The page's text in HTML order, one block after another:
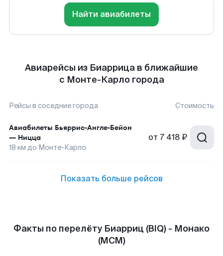
Найти авиабилеты
Авиарейсы из Биаррица в ближайшие
с Монте-Карло города
Рейсы в соседние города Стоимость
Авиабилеты Бьяррис-Англе-Бейон
— Ницца
18 км до Монте-Карло
от 7 418 ₽
Показать больше рейсов
Факты по перелёту Биарриц (BIQ) - Монако
(MCM)